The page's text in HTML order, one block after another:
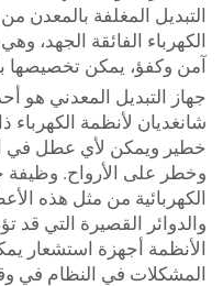
التبديل المغلفة بالمعدن
الكهرباء الفائقة الجهد،
آمن وكفؤ، يمكن تخصيصها
جهاز التبديل المعدني هو
شانغديان لأنظمة الكهرباء
خطير ويمكن لأي عطل في
وخطر على الأرواح. وظيفة
الكهربائية من مثل هذه
والدوائر القصيرة التي
الأنظمة أجهزة استشعار
المشكلات في النظام في